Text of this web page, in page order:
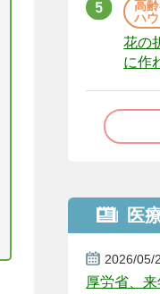
高
ハウ
花の
に作
医
2026/05/
厚労省、